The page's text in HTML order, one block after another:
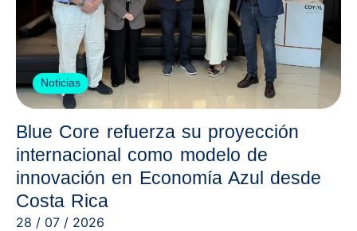
Noticias
Blue Core refuerza su proyección
internacional como modelo de
innovación en Economía Azul desde
Costa Rica
28 / 07 / 2026